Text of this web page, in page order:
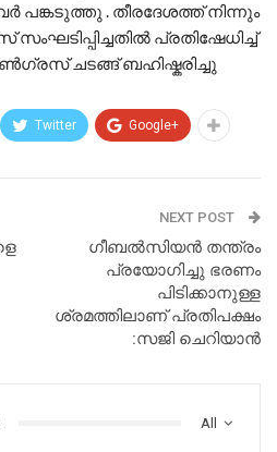
പങ്കടുത്തു . തീരദേശത്ത് നിന്നും
സംഘടിപ്പിച്ചതിൽ പ്രതിഷേധിച്ച്‌
ചടങ്ങ് ബഹിഷ്കരിച്ചു
Twitter Google+
NEXT POST
ഗീബൽസിയൻ തന്ത്രം
പ്രയോഗിച്ചു ഭരണം
പിടിക്കാനുള്ള
ശ്രമത്തിലാണ് പ്രതിപക്ഷം
:സജി ചെറിയാൻ
All